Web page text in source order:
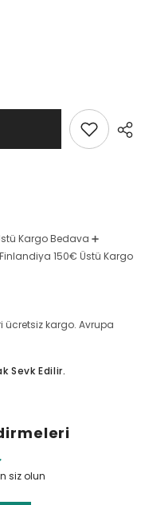
Kargo Bedava ➕
150€ Üstü Kargo
ücretsiz kargo. Avrupa
Sevk Edilir.
siz olun